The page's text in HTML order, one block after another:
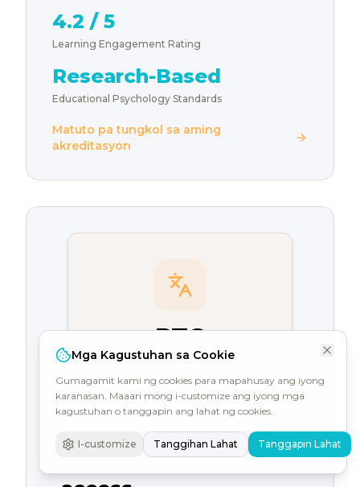
4.2 / 5
Learning Engagement Rating
Research-Based
Educational Psychology Standards
Matuto pa tungkol sa aming
akreditasyon
PTG
Mga Pamantayan sa
Wika at Pagiging Naa-
Mga Kagustuhan sa Cookie
Gumagamit kami ng cookies para mapahusay ang iyong
karanasan. Maaari mong i-customize ang iyong mga
kagustuhan o tanggapin ang lahat ng cookies.
I-customize Tanggihan Lahat Tanggapin Lahat